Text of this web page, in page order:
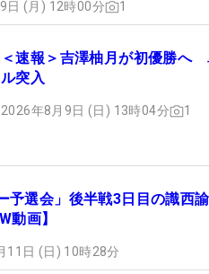
日 (月) 12時00分 1
＜速報＞吉澤柚月が初優勝へ
ル突入
2026年8月9日 (日) 13時04分 1
予選会」後半戦3日目の識西
動画】
11日 (日) 10時28分